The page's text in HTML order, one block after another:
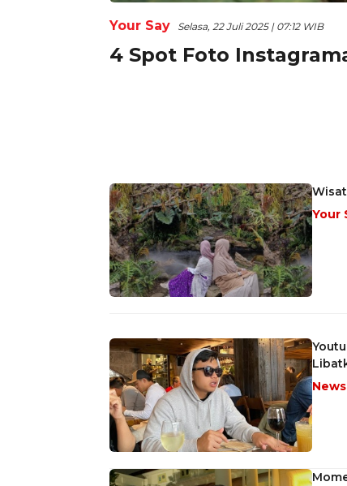
Your Say Selasa, 22 Juli 2025 | 07:12 WIB
4 Spot Foto
Your
News